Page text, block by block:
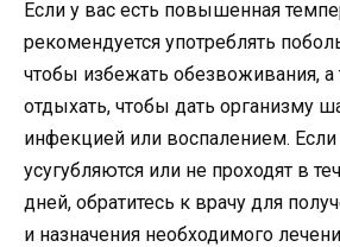
Если у вас есть повышенная
рекомендуется употреблять
чтобы избежать обезвоживания, а
отдыхать, чтобы дать организму
инфекцией или воспалением.
усугубляются или не проходят в
дней, обратитесь к врачу для
и назначения необходимого